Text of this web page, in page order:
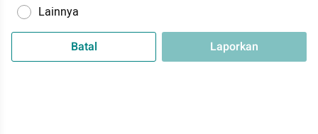
Lainnya
Batal Laporkan